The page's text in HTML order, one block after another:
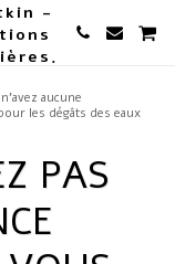
-
aucune
les dégâts des eaux
PAS